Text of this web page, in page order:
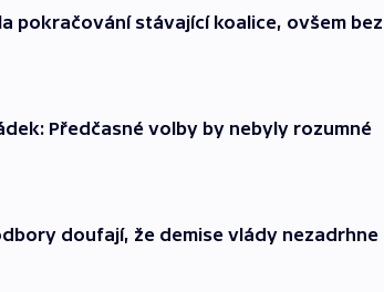
pokračování stávající koalice, ovšem
Předčasné volby by nebyly rozumné
doufají, že demise vlády nezadrhne